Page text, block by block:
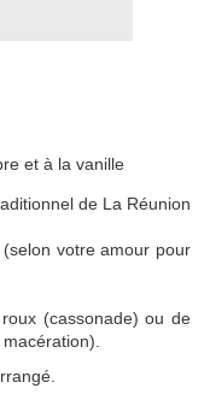
et à la vanille
de La Réunion
votre amour pour
(cassonade) ou de